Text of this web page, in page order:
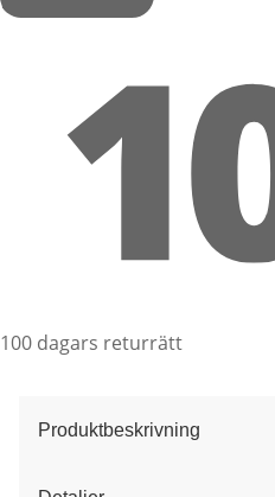
100 dagars returrätt
Produktbeskrivning